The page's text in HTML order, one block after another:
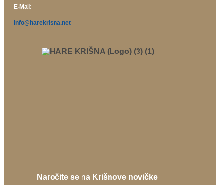
E-Mail:
info@harekrisna.net
Naročite se na Krišnove novičke